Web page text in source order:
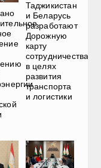
Таджикистан
и Беларусь
разработают
Дорожную
карту
сотрудничества
в целях
развития
транспорта
и логистики